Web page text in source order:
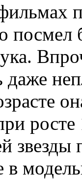
посмел
даже
звезды
в